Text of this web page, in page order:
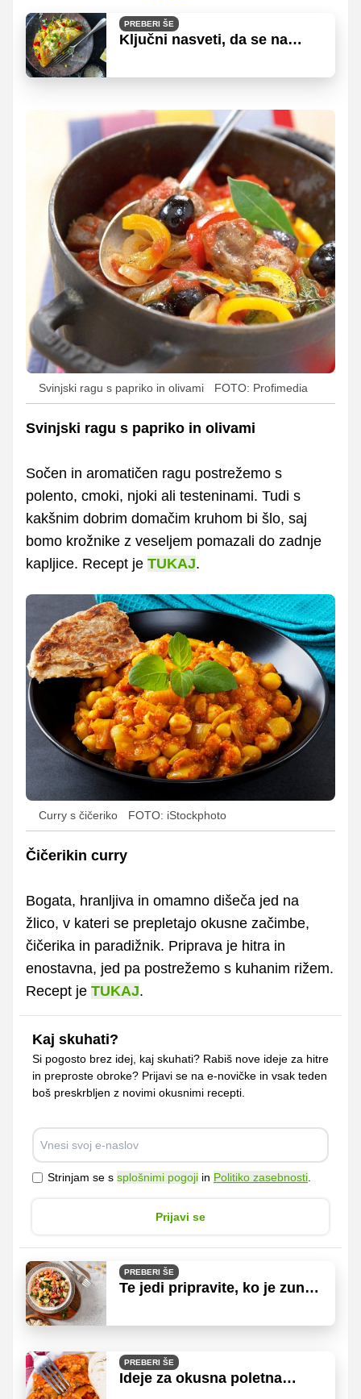
PREBERI ŠE
Ključni nasveti, da se na
Svinjski ragu s papriko in olivami FOTO: Profimedia
Svinjski ragu s papriko in olivami
Sočen in aromatičen ragu postrežemo s
polento, cmoki, njoki ali testeninami. Tudi s
kakšnim dobrim domačim kruhom bi šlo, saj
bomo krožnike z veseljem pomazali do zadnje
kapljice. Recept je TUKAJ.
Curry s čičeriko FOTO: iStockphoto
Čičerikin curry
Bogata, hranljiva in omamno dišeča jed na
žlico, v kateri se prepletajo okusne začimbe,
čičerika in paradižnik. Priprava je hitra in
enostavna, jed pa postrežemo s kuhanim rižem.
Recept je TUKAJ.
Kaj skuhati?
Si pogosto brez idej, kaj skuhati? Rabiš nove ideje za hitre
in preproste obroke? Prijavi se na e-novičke in vsak teden
boš preskrbljen z novimi okusnimi recepti.
Strinjam se s splošnimi pogoji in Politiko zasebnosti
Prijavi se
PREBERI ŠE
Te jedi pripravite, ko je zunaj
PREBERI ŠE
Ideje za okusna poletna